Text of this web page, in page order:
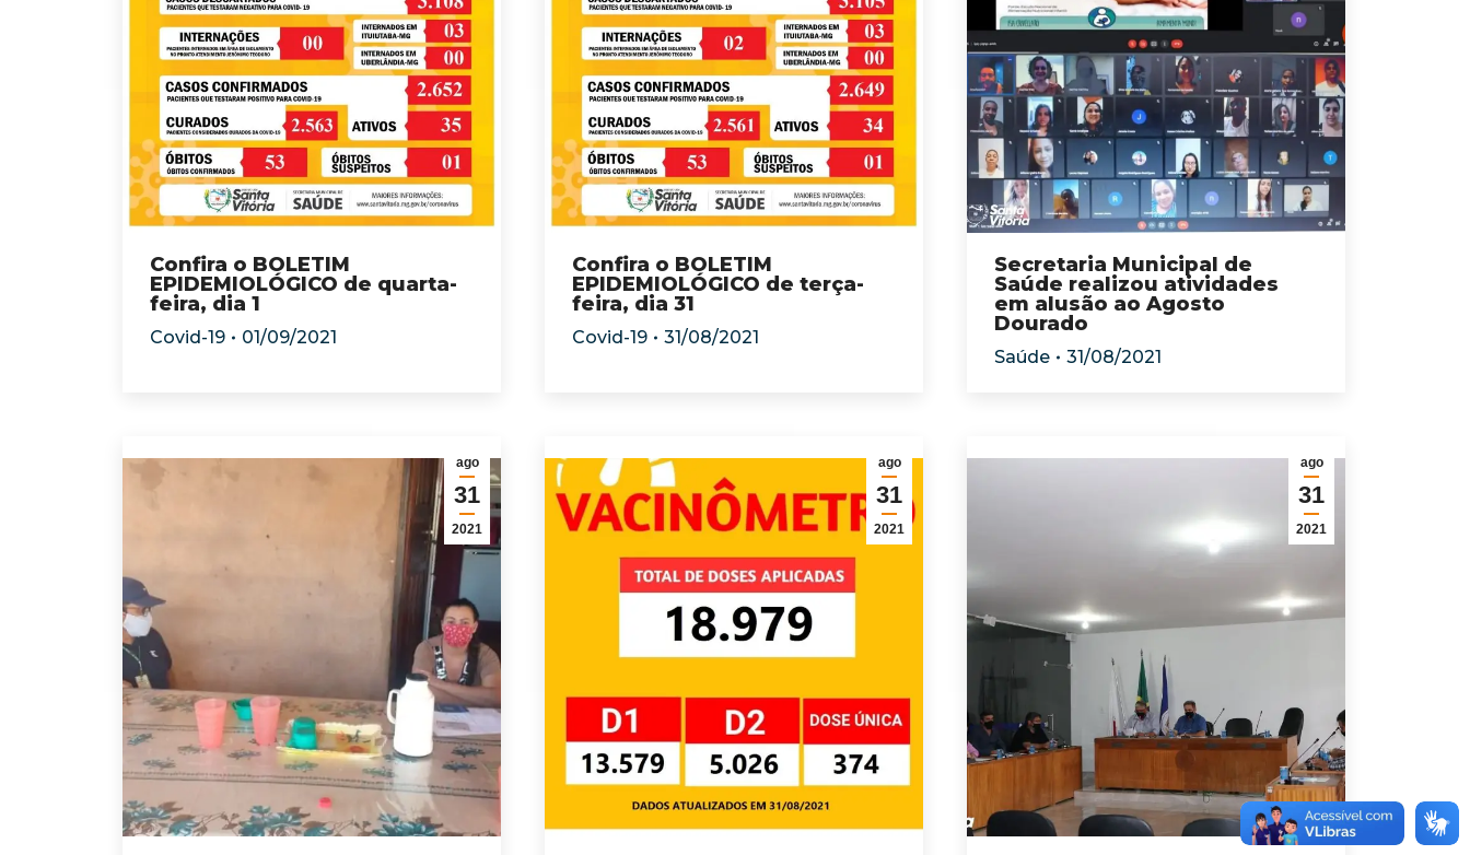
Confira o BOLETIM
EPIDEMIOLÓGICO de quarta-
feira, dia 1
Covid-19 01/09/2021
Confira o BOLETIM
EPIDEMIOLÓGICO de terça-
feira, dia 31
Covid-19 31/08/2021
Secretaria Municipal de
Saúde realizou atividades
em alusão ao Agosto
Dourado
Saúde 31/08/2021
ago
31
2021
ago
31
2021
ago
31
2021